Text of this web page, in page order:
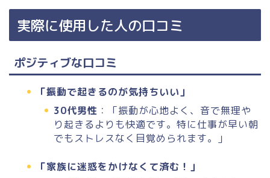
実際に使用した人の口コミ
ポジティブな口コミ
「振動で起きるのが気持ちいい」
30代男性 ：「振動が心地よく、音で無理や
り起きるよりも快適です。特に仕事が早い朝
でもストレスなく目覚められます。」
「家族に迷惑をかけなくて済む！」